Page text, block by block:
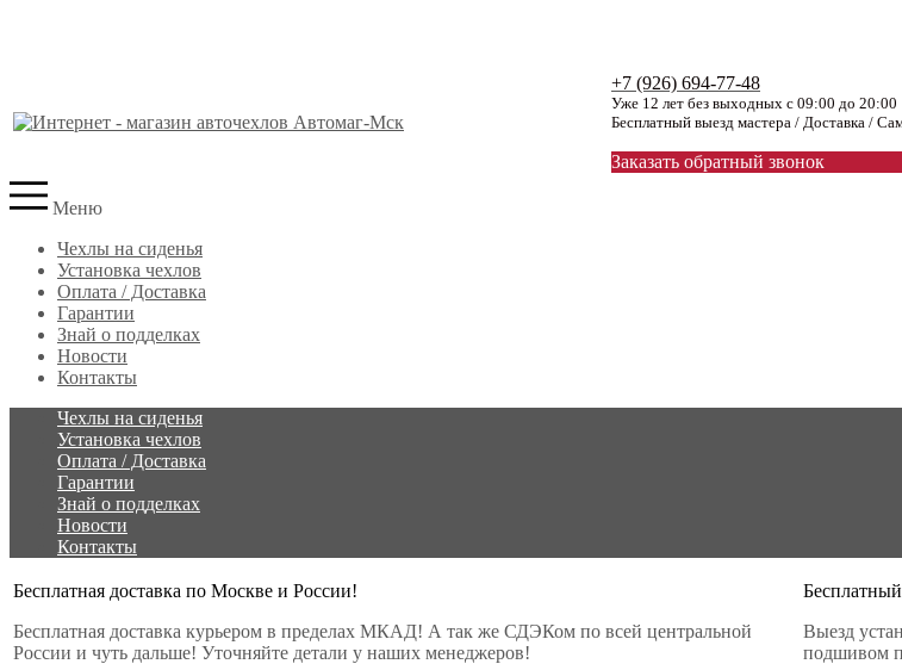
+7 (926) 694-77-48
Уже 12 лет без выходных с 09:00 до 20:00
Бесплатный выезд мастера / Доставка /
Заказать обратный звонок
Меню
Чехлы на сиденья
Установка чехлов
Оплата / Доставка
Гарантии
Знай о подделках
Новости
Контакты
Чехлы на сиденья
Установка чехлов
Оплата / Доставка
Гарантии
Знай о подделках
Новости
Контакты
Бесплатная доставка по Москве и России!
Бесплатная доставка курьером в пределах МКАД! А так же СДЭКом по всей центральной
России и чуть дальше! Уточняйте детали у наших менеджеров!
Выезд
подшивом